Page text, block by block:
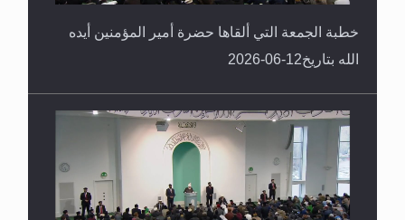
خطبة الجمعة التي ألقاها حضرة أمير المؤمنين أيده
الله بتاريخ12-06-2026